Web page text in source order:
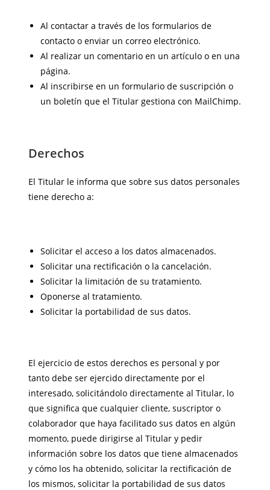
Al contactar a través de los formularios de
contacto o enviar un correo electrónico.
Al realizar un comentario en un artículo o en una
página.
Al inscribirse en un formulario de suscripción o
un boletín que el Titular gestiona con MailChimp.
Derechos
El Titular le informa que sobre sus datos personales
tiene derecho a:
Solicitar el acceso a los datos almacenados.
Solicitar una rectificación o la cancelación.
Solicitar la limitación de su tratamiento.
Oponerse al tratamiento.
Solicitar la portabilidad de sus datos.
El ejercicio de estos derechos es personal y por
tanto debe ser ejercido directamente por el
interesado, solicitándolo directamente al Titular, lo
que significa que cualquier cliente, suscriptor o
colaborador que haya facilitado sus datos en algún
momento, puede dirigirse al Titular y pedir
información sobre los datos que tiene almacenados
y cómo los ha obtenido, solicitar la rectificación de
los mismos, solicitar la portabilidad de sus datos